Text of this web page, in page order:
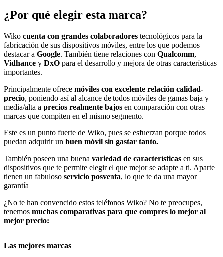
¿Por qué elegir esta marca?
Wiko cuenta con grandes colaboradores tecnológicos para la
fabricación de sus dispositivos móviles, entre los que podemos
destacar a Google. También tiene relaciones con Qualcomm,
Vidhance y DxO para el desarrollo y mejora de otras características
importantes.
Principalmente ofrece móviles con excelente relación calidad-
precio, poniendo así al alcance de todos móviles de gamas baja y
media/alta a precios realmente bajos en comparación con otras
marcas que compiten en el mismo segmento.
Este es un punto fuerte de Wiko, pues se esfuerzan porque todos
puedan adquirir un buen móvil sin gastar tanto.
También poseen una buena variedad de características en sus
dispositivos que te permite elegir el que mejor se adapte a ti. Aparte
tienen un fabuloso servicio posventa, lo que te da una mayor
garantía
¿No te han convencido estos teléfonos Wiko? No te preocupes,
tenemos muchas comparativas para que compres lo mejor al
mejor precio:
Las mejores marcas